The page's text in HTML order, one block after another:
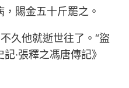
賜金五十斤罷之。
久他就逝世往了。“盜
·張釋之馮唐傳記》